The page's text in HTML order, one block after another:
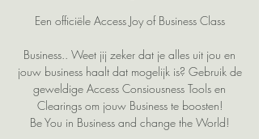
Een officiële Access Joy of Business Class
Business.. Weet jij zeker dat je alles uit jou en
jouw business haalt dat mogelijk is? Gebruik de
geweldige Access Consiousness Tools en
Clearings om jouw Business te boosten!
Be You in Business and change the World!